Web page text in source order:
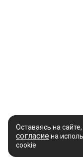
Оставаясь на
согласие на
cookie